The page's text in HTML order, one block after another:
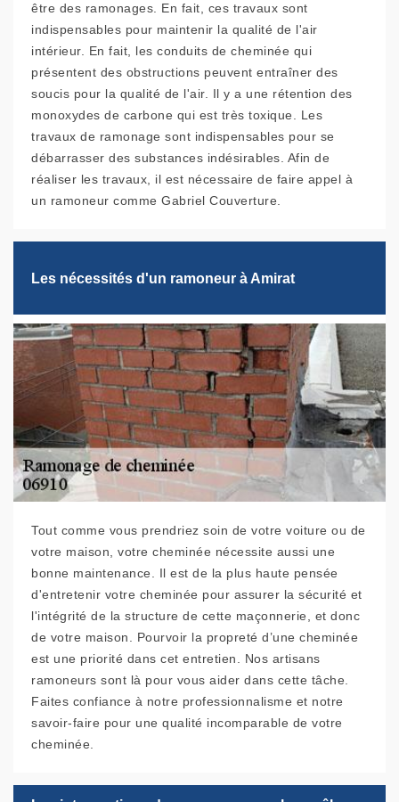
être des ramonages. En fait, ces travaux sont
indispensables pour maintenir la qualité de l'air
intérieur. En fait, les conduits de cheminée qui
présentent des obstructions peuvent entraîner des
soucis pour la qualité de l'air. Il y a une rétention des
monoxydes de carbone qui est très toxique. Les
travaux de ramonage sont indispensables pour se
débarrasser des substances indésirables. Afin de
réaliser les travaux, il est nécessaire de faire appel à
un ramoneur comme Gabriel Couverture.
Les nécessités d'un ramoneur à Amirat
Tout comme vous prendriez soin de votre voiture ou de
votre maison, votre cheminée nécessite aussi une
bonne maintenance. Il est de la plus haute pensée
d'entretenir votre cheminée pour assurer la sécurité et
l'intégrité de la structure de cette maçonnerie, et donc
de votre maison. Pourvoir la propreté d’une cheminée
est une priorité dans cet entretien. Nos artisans
ramoneurs sont là pour vous aider dans cette tâche.
Faites confiance à notre professionnalisme et notre
savoir-faire pour une qualité incomparable de votre
cheminée.